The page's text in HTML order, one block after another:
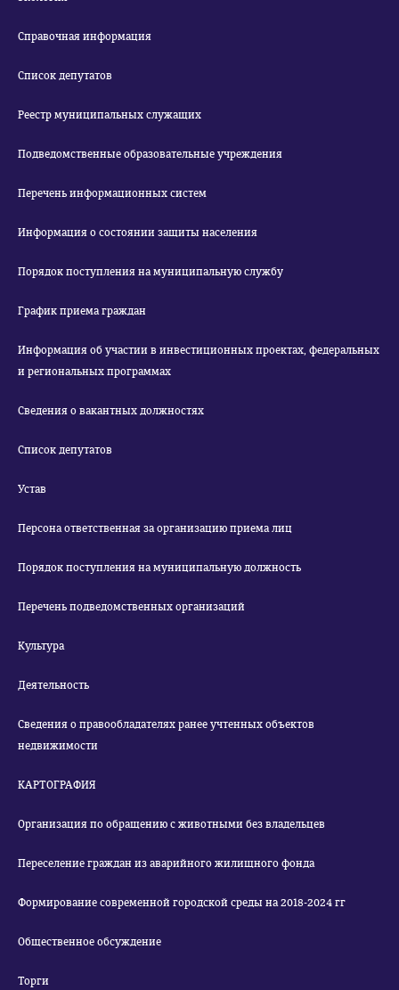
Справочная информация
Список депутатов
Реестр муниципальных служащих
Подведомственные образовательные учреждения
Перечень информационных систем
Информация о состоянии защиты населения
Порядок поступления на муниципальную службу
График приема граждан
Информация об участии в инвестиционных проектах, федеральных
и региональных программах
Сведения о вакантных должностях
Список депутатов
Устав
Персона ответственная за организацию приема лиц
Порядок поступления на муниципальную должность
Перечень подведомственных организаций
Культура
Деятельность
Сведения о правообладателях ранее учтенных объектов
недвижимости
КАРТОГРАФИЯ
Организация по обращению с животными без владельцев
Переселение граждан из аварийного жилищного фонда
Формирование современной городской среды на 2018-2024 гг
Общественное обсуждение
Торги